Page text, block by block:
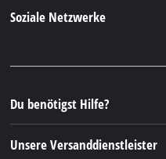
Einhell Germany AG
Soziale Netzwerke
Instagram
TikTok
Pinterest
Du benötigst Hilfe?
Unsere Versanddienstleister